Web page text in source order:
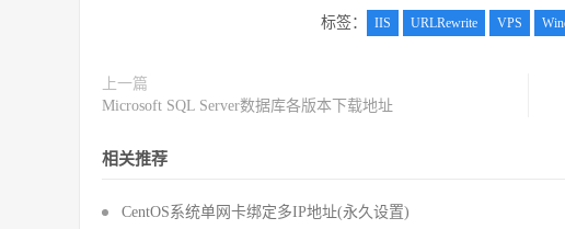
标签： IIS URLRewrite VPS
上一篇
Microsoft SQL Server数据库各版本下载地址
相关推荐
CentOS系统单网卡绑定多IP地址(永久设置)